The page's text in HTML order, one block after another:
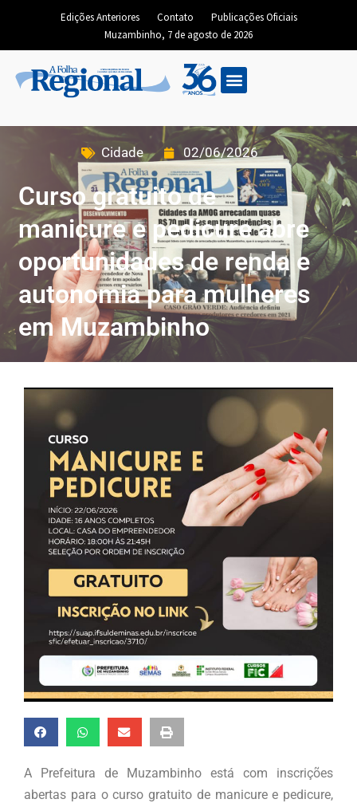
Edições Anteriores Contato
Publicações Oficiais
Muzambinho, 7 de agosto de 2026
Cidade 02/06/2026
Curso gratuito de
manicure e pedicure abre
oportunidades de renda e
autonomia para mulheres
em Muzambinho
A Prefeitura de Muzambinho está com inscrições
abertas para o curso gratuito de manicure e pedicure,